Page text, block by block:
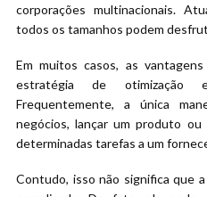
corporações multinacionais.
todos os tamanhos podem
Em muitos casos, as
estratégia de otimização
Frequentemente, a única
negócios, lançar um produto
determinadas tarefas a um
Contudo, isso não significa que